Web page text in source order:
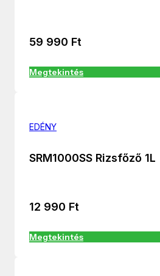
59 990 Ft
Megtekintés
EDÉNY
SRM1000SS Rizsfőző 1L
12 990 Ft
Megtekintés